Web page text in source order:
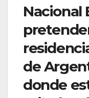
Nacional
de
donde